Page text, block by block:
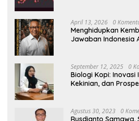
April 13, 2026 0
Menghidupkan
Jawaban Indonesia
September 12, 2025 0
Biologi Kopi: Inovasi
Kekinian, dan
Agustus 30, 2023 0